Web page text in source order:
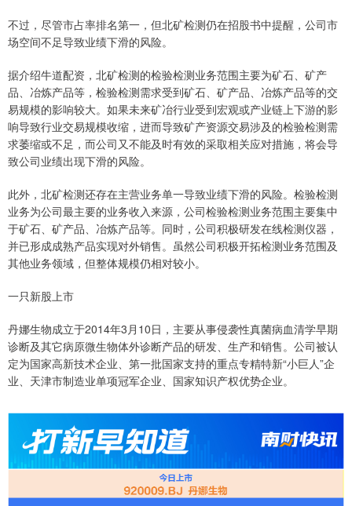
不过，尽管市占率排名第一，但北矿检测仍在招股书中提醒，公司市
场空间不足导致业绩下滑的风险。
据介绍牛道配资，北矿检测的检验检测业务范围主要为矿石、矿产
品、冶炼产品等，检验检测需求受到矿石、矿产品、冶炼产品等的交
易规模的影响较大。如果未来矿冶行业受到宏观或产业链上下游的影
响导致行业交易规模收缩，进而导致矿产资源交易涉及的检验检测需
求萎缩或不足，而公司又不能及时有效的采取相关应对措施，将会导
致公司业绩出现下滑的风险。
此外，北矿检测还存在主营业务单一导致业绩下滑的风险。检验检测
业务为公司最主要的业务收入来源，公司检验检测业务范围主要集中
于矿石、矿产品、冶炼产品等。同时，公司积极研发在线检测仪器，
并已形成成熟产品实现对外销售。虽然公司积极开拓检测业务范围及
其他业务领域，但整体规模仍相对较小。
一只新股上市
丹娜生物成立于2014年3月10日，主要从事侵袭性真菌病血清学早期
诊断及其它病原微生物体外诊断产品的研发、生产和销售。公司被认
定为国家高新技术企业、第一批国家支持的重点专精特新“小巨人”企
业、天津市制造业单项冠军企业、国家知识产权优势企业。